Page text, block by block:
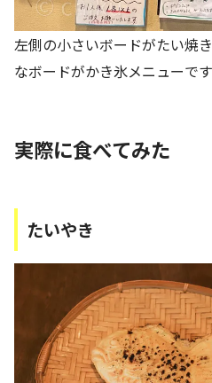
左側の小さいボードがたい焼
なボードがかき氷メニューです
実際に食べてみた
たいやき